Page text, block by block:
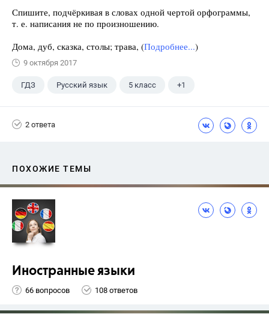
Спишите, подчёркивая в словах одной чертой орфограммы,
т. е. написания не по произношению.
Дома, дуб, сказка, столы; трава, (Подробнее...)
9 октября 2017
ГДЗ Русский язык 5 класс +1
2 ответа
ПОХОЖИЕ ТЕМЫ
Иностранные языки
66 вопросов 108 ответов